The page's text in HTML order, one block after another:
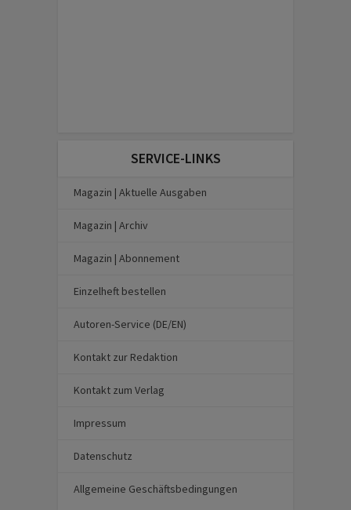
SERVICE-LINKS
Magazin | Aktuelle Ausgaben
Magazin | Archiv
Magazin | Abonnement
Einzelheft bestellen
Autoren-Service (DE/EN)
Kontakt zur Redaktion
Kontakt zum Verlag
Impressum
Datenschutz
Allgemeine Geschäftsbedingungen